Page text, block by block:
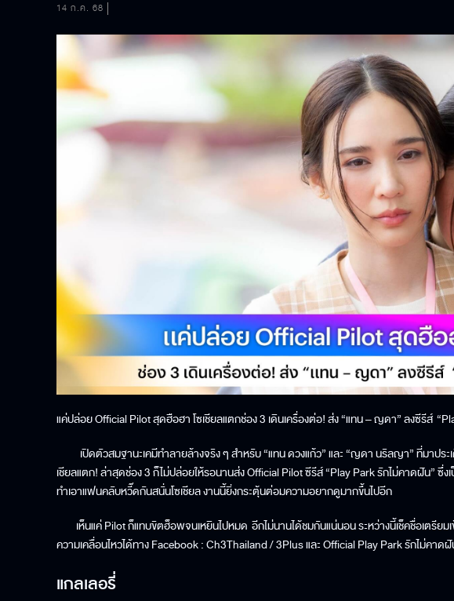
14 ก.ค. 68
แค่ปล่อย Official Pilot สุดฮือฮา โซเชียลแตกช่อง 3 เดินเครื่องต่อ! ส่ง “แทน – ญดา” ลงซีรีส์
เปิดตัวสมฐานะเคมีทำลายล้างจริง ๆ สำหรับ “แทน ดวงแก้ว” และ “ญดา นริลญา” ที่มาปร
เชียลแตก! ล่าสุดช่อง 3 ก็ไม่ปล่อยให้รอนานส่ง Official Pilot ซีรีส์ “Play Park รักไม่คาดฝัน” ซึ่
ทำเอาแฟนคลับหวี๊ดกันสนั่นโซเชียล งานนี้ยิ่งกระตุ้นต่อมความอยากดูมากขึ้นไปอีก
เห็นแค่ Pilot ก็แทบขิตฮ็อพจนเหยินไปหมด อีกไม่นานได้ชมกันแน่นอน ระหว่างนี้เช็คชื่อเตรียม
ความเคลื่อนไหวได้ทาง Facebook : Ch3Thailand / 3Plus และ Official Play Park รักไม่คาด
แกลเลอรี่